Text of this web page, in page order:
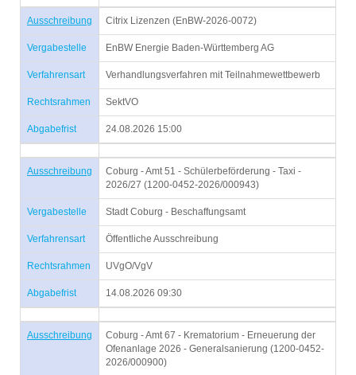
Ausschreibung Citrix Lizenzen (EnBW-2026-0072)
Vergabestelle EnBW Energie Baden-Württemberg AG
Verfahrensart Verhandlungsverfahren mit Teilnahmewettbewerb
Rechtsrahmen SektVO
Abgabefrist 24.08.2026 15:00
Ausschreibung
Coburg - Amt 51 - Schülerbeförderung - Taxi -
2026/27 (1200-0452-2026/000943)
Vergabestelle Stadt Coburg - Beschaffungsamt
Verfahrensart Öffentliche Ausschreibung
Rechtsrahmen UVgO/VgV
Abgabefrist 14.08.2026 09:30
Ausschreibung
Coburg - Amt 67 - Krematorium - Erneuerung der
Ofenanlage 2026 - Generalsanierung (1200-0452-
2026/000900)